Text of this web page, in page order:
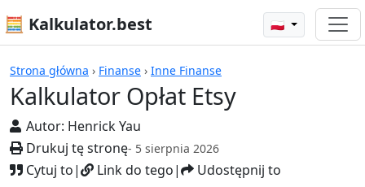
🧮 Kalkulator.best 🇵🇱
Strona główna › Finanse › Inne Finanse
Kalkulator Opłat Etsy
Autor: Henrick Yau
Drukuj tę stronę- 5 sierpnia 2026
Cytuj to| Link do tego| Udostępnij to
Kalkulatory